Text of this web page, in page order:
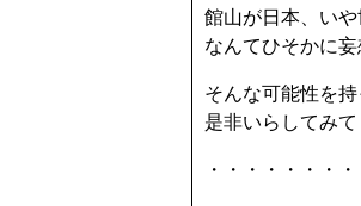
館山が日本、い
なんてひそかに妄
そんな可能性を
是非いらしてみて
・・・・・・・